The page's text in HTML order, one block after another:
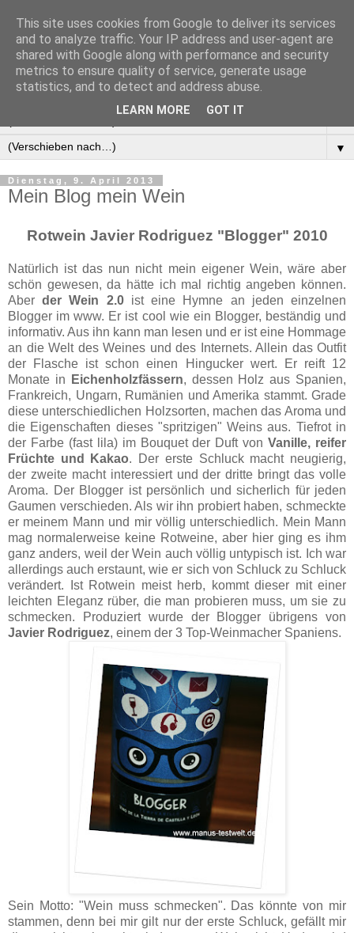
Manus Testwelt, alles
außer langweilig
▼
Dienstag, 9. April 2013
Mein Blog mein Wein
Rotwein Javier Rodriguez "Blogger" 2010
Natürlich ist das nun nicht mein eigener Wein, wäre aber
schön gewesen, da hätte ich mal richtig angeben können.
Aberder Wein 2.0ist eine Hymne an jeden einzelnen
Blogger im ­www. Er ist cool wie ein Blogger, beständig und
informativ. Aus ihn kann man lesen und er ist eine Hommage
an die Welt des Weines und des Internets. Allein das Outfit
der Flasche ist schon einen Hingucker wert. Er reift 12
Monate in
Eichenholzfässern, dessen Holz aus Spanien,
Frankreich, Ungarn, Rumänien und Amerika stammt. Grade
diese unterschiedlichen Holzsorten, machen das Aroma und
die Eigenschaften dieses "spritzigen" Weins aus. Tiefrot in
der Farbe (fast lila) im Bouquet der Duft vonVanille, reifer
Früchte und Kakao. Der erste Schluck macht neugierig,
der zweite macht interessiert und der dritte bringt das volle
Aroma. Der Blogger ist persönlich und sicherlich für jeden
Gaumen verschieden. Als wir ihn probiert haben, schmeckte
er meinem Mann und mir völlig unterschiedlich. Mein Mann
mag normalerweise keine Rotweine, aber hier ging es ihm
ganz anders, weil der Wein auch völlig untypisch ist. Ich war
allerdings auch erstaunt, wie er sich von Schluck zu Schluck
verändert. Ist Rotwein meist herb, kommt dieser mit einer
leichten Eleganz rüber, die man probieren muss, um sie zu
schmecken. Produziert wurde der Blogger übrigens von
Javier Rodriguez, einem der 3 Top-Weinmacher Spaniens.
Sein Motto: "Wein muss schmecken". Das könnte von mir
stammen, denn bei mir gilt nur der erste Schluck, gefällt mir
This site uses cookies from Google to deliver its services
and to analyze traffic. Your IP address and user-agent are
shared with Google along with performance and security
metrics to ensure quality of service, generate usage
statistics, and to detect and address abuse.
LEARN MORE GOT IT